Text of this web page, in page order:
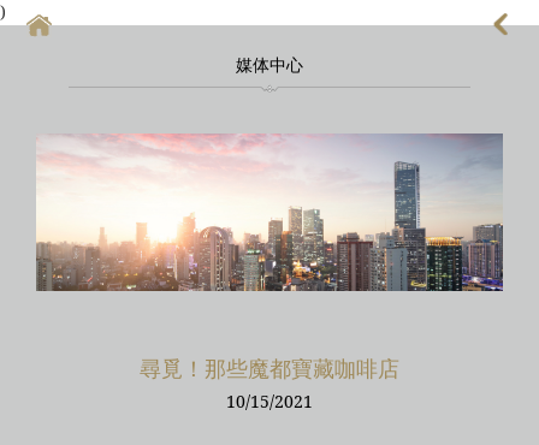
)
首頁
上海酒店式公寓
上海service apartment
上海短租
媒体中心
尋覓！那些魔都寶藏咖啡店
10/15/2021